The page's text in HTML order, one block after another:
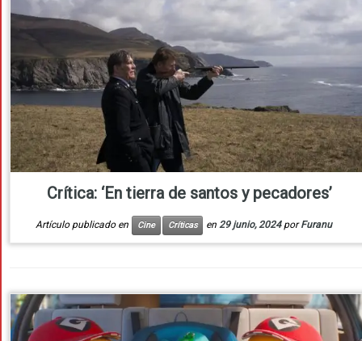
Crítica: ‘En tierra de santos y pecadores’
Artículo publicado en Cine Críticas en 29 junio, 2024 porFuranu